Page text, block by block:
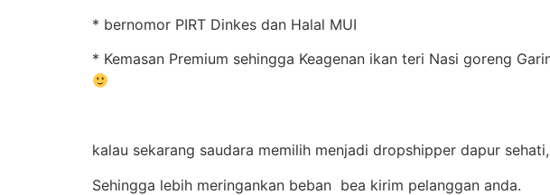
* bernomor PIRT Dinkes dan Halal MUI
* Kemasan Premium sehingga Keagenan ikan teri Nasi goreng
kalau sekarang saudara memilih menjadi dropshipper dapur
Sehingga lebih meringankan beban bea kirim pelanggan anda.